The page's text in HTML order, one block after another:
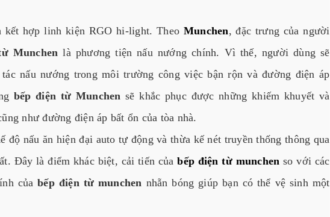
kết hợp linh kiện RGO hi-light. Theo Munchen, đặc trưng của người
Munchen là phương tiện nấu nướng chính. Vì thế, người dùng sẽ
nấu nướng trong môi trường công việc bận rộn và đường điện áp
bếp điện từ Munchen sẽ khắc phục được những khiếm khuyết và
như đường điện áp bất ổn của tòa nhà.
độ nấu ăn hiện đại auto tự động và thừa kế nét truyền thống thông qua
Đây là điểm khác biệt, cải tiến củabếp điện từ munchenso với các
củabếp điện từ munchen nhẵn bóng giúp bạn có thể vệ sinh một